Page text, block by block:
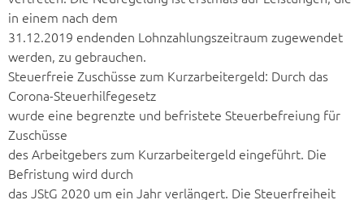
in einem nach dem
31.12.2019 endenden Lohnzahlungszeitraum zugewendet
werden, zu gebrauchen.
Steuerfreie Zuschüsse zum Kurzarbeitergeld: Durch das
Corona-Steuerhilfegesetz
wurde eine begrenzte und befristete Steuerbefreiung für
Zuschüsse
des Arbeitgebers zum Kurzarbeitergeld eingeführt. Die
Befristung wird durch
das JStG 2020 um ein Jahr verlängert. Die Steuerfreiheit